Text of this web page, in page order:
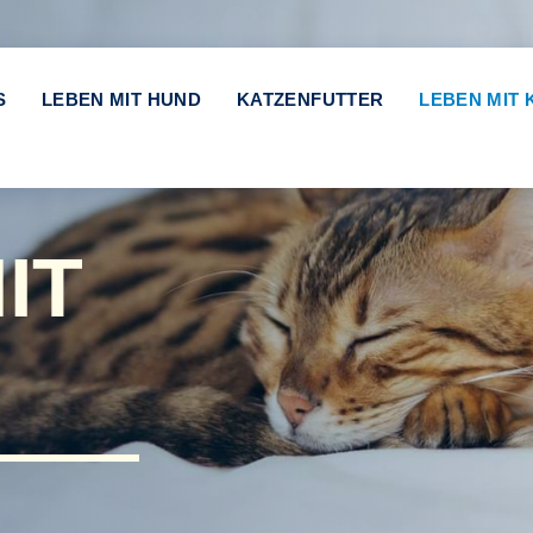
LEBEN MIT HUND KATZENFUTTER
LEBEN MIT